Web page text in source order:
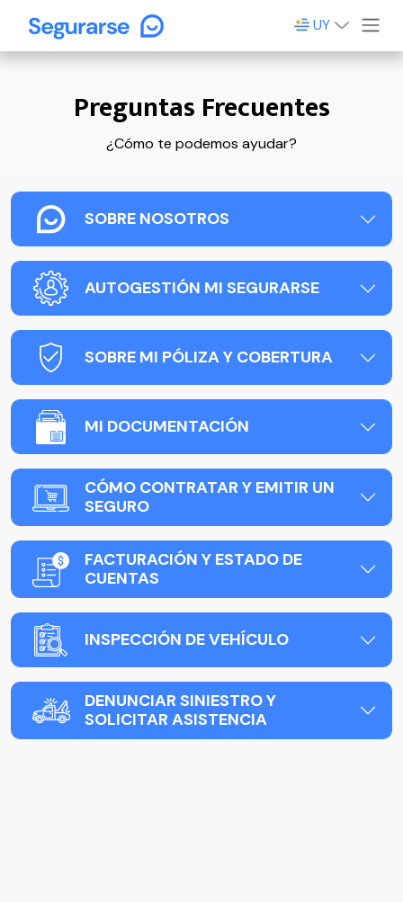
UY
Preguntas Frecuentes
¿Cómo te podemos ayudar?
SOBRE NOSOTROS
AUTOGESTIÓN MI SEGURARSE
SOBRE MI PÓLIZA Y COBERTURA
MI DOCUMENTACIÓN
CÓMO CONTRATAR Y EMITIR UN
SEGURO
FACTURACIÓN Y ESTADO DE
CUENTAS
INSPECCIÓN DE VEHÍCULO
DENUNCIAR SINIESTRO Y
SOLICITAR ASISTENCIA